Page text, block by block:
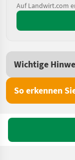
Auf Landwirt.com
Wichtige
So erkennen